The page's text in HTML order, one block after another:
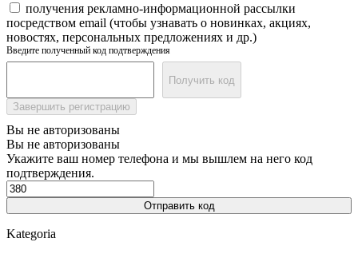
получения рекламно-информационной рассылки
посредством email (чтобы узнавать о новинках, акциях,
новостях, персональных предложениях и др.)
Введите полученный код подтверждения
Получить код
Завершить регистрацию
Вы не авторизованы
Вы не авторизованы
Укажите ваш номер телефона и мы вышлем на него код
подтверждения.
Отправить код
Kategoria